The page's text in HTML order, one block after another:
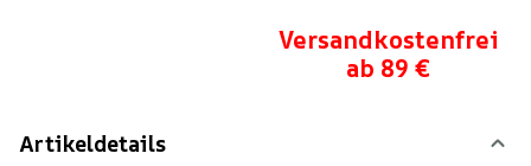
Versandkostenfrei
ab 89 €
Artikeldetails